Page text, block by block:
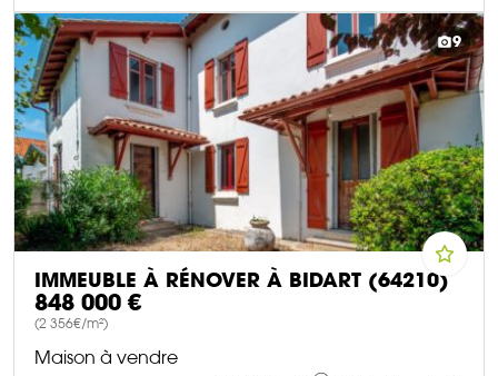
DÉCOUVRIR CE BIEN
9
IMMEUBLE À RÉNOVER À BIDART (64210)
848 000 €
(2 356€/m²)
Maison à vendre